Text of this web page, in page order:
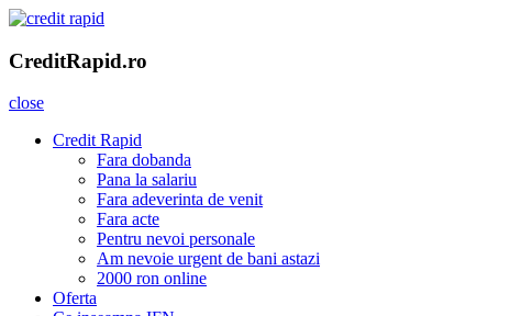
Skip
content
CreditRapid.ro
imprumut rapid pentru tine
CreditRapid.ro
close
Credit Rapid
Fara dobanda
Pana la salariu
Fara adeverinta de venit
Fara acte
Pentru nevoi personale
Am nevoie urgent de bani astazi
2000 ron online
Oferta